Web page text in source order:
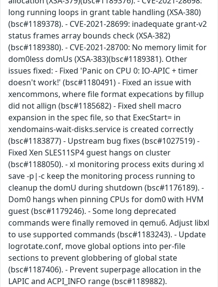
long running loops in grant table handling (XSA-380)
(bsc#1189378). - CVE-2021-28699: inadequate grant-v2
status frames array bounds check (XSA-382)
(bsc#1189380). - CVE-2021-28700: No memory limit for
dom0less domUs (XSA-383)(bsc#1189381). Other
issues fixed: - Fixed 'Panic on CPU 0: IO-APIC + timer
doesn't work!' (bsc#1180491) - Fixed an issue with
xencommons, where file format expecations by fillup
did not allign (bsc#1185682) - Fixed shell macro
expansion in the spec file, so that ExecStart= in
xendomains-wait-disks.service is created correctly
(bsc#1183877) - Upstream bug fixes (bsc#1027519) -
Fixed Xen SLES11SP4 guest hangs on cluster
(bsc#1188050). - xl monitoring process exits during xl
save -p|-c keep the monitoring process running to
cleanup the domU during shutdown (bsc#1176189). -
Dom0 hangs when pinning CPUs for dom0 with HVM
guest (bsc#1179246). - Some long deprecated
commands were finally removed in qemu6. Adjust libxl
to use supported commands (bsc#1183243). - Update
logrotate.conf, move global options into per-file
sections to prevent globbering of global state
(bsc#1187406). - Prevent superpage allocation in the
LAPIC and ACPI_INFO range (bsc#1189882).